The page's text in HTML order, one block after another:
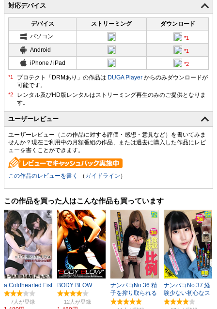
対応デバイス
デバイス ストリーミング
ダウンロード
パソコン
Android
iPhone / iPad
プロテクト「DRMあり」の作品は DUGA Player からのみダウンロードが
可能です。
ユーザーレビュー
ユーザーレビュー（この作品に対する評価・感想・意見など）を書いてみま
せんか？現在ご利用中の月額番組の作品、または過去に購入した作品にレビ
ューを書くことができます。
この作品のレビューを書く （ ガイドライン ）
この作品を買った人はこんな作品も買っています
a Coldhearted Fist
7人
BODY BLOW
12人
ナンパコNo.36 精
子を搾り取られる
様に連続中出し！
ナンパコNo.37 経
験少ない初心なス
レンダー美女